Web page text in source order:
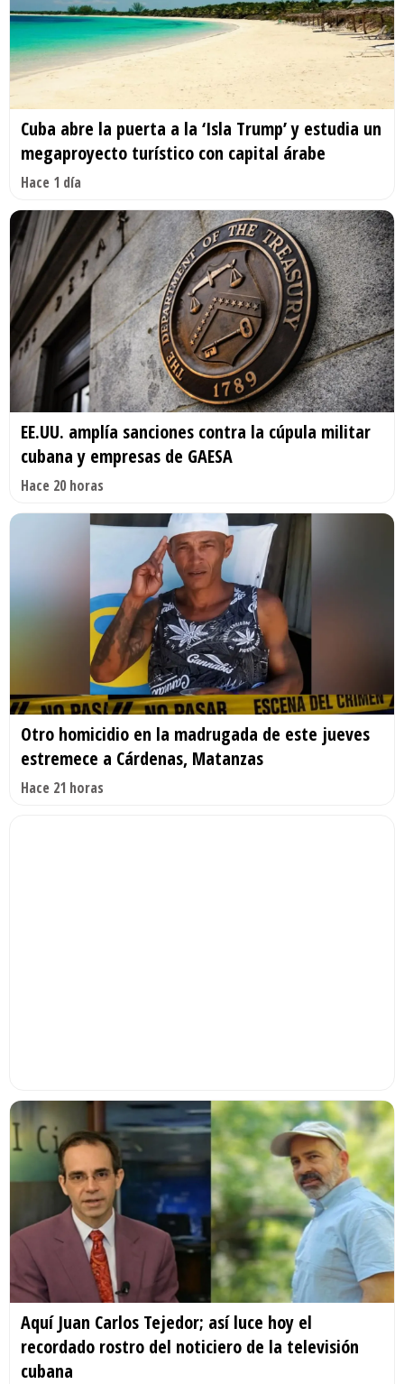
Cuba abre la puerta a la ‘Isla Trump’ y estudia un
megaproyecto turístico con capital árabe
Hace 1 día
EE.UU. amplía sanciones contra la cúpula militar
cubana y empresas de GAESA
Hace 20 horas
Otro homicidio en la madrugada de este jueves
estremece a Cárdenas, Matanzas
Hace 21 horas
Aquí Juan Carlos Tejedor; así luce hoy el
recordado rostro del noticiero de la televisión
cubana